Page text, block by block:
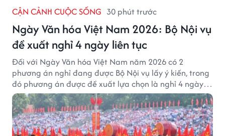
CẬN CẢNH CUỘC SỐNG 30 phút trước
Ngày Văn hóa Việt Nam 2026: Bộ Nội vụ
đề xuất nghỉ 4 ngày liên tục
Đối với Ngày Văn hóa Việt Nam năm 2026 có 2
phương án nghỉ đang được Bộ Nội vụ lấy ý kiến, trong
đó phương án được đề xuất lựa chọn là nghỉ 4 ngày
liên tục từ 21/11 đến 24/11, đồng thời hoán đổi 1 ngày
làm việc sang thứ Bảy (28/11).